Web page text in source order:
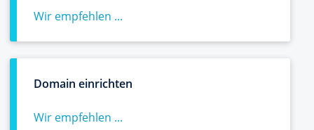
Wir empfehlen ...
Domain einrichten
Wir empfehlen ...